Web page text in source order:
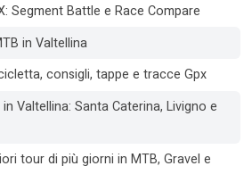
Segment Battle e Race Compare
in Valtellina
consigli, tappe e tracce Gpx
Valtellina: Santa Caterina, Livigno e
tour di più giorni in MTB, Gravel e